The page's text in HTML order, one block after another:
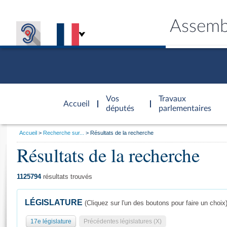
Accueil
d'accueil
Vos
députés
Travaux
parlementaires
Général
Vous
Accueil Recherche sur... Résultats de la recherche
Résultats de la recherche
1125794résultats trouvés
LÉGISLATURE (Cliquez sur l'un des boutons pour faire un choix)
17e législature Précédentes législatures (X)